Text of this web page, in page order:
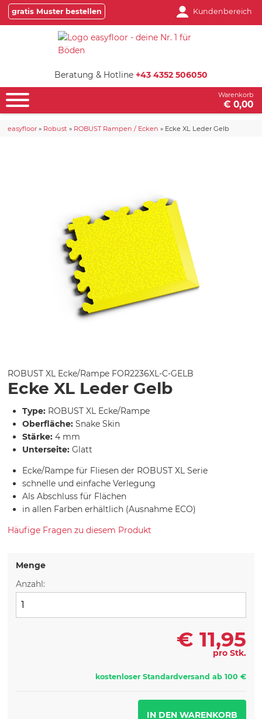
gratis Muster bestellen Kundenbereich
Beratung & Hotline +43 4352 506050
Warenkorb
€ 0,00
easyfloor » Robust » ROBUST Rampen / Ecken » Ecke XL Leder Gelb
ROBUST XL Ecke/Rampe FOR2236XL-C-GELB
Ecke XL Leder Gelb
Type: ROBUST XL Ecke/Rampe
Oberfläche: Snake Skin
Stärke: 4 mm
Unterseite: Glatt
Ecke/Rampe für Fliesen der ROBUST XL Serie
schnelle und einfache Verlegung
Als Abschluss für Flächen
in allen Farben erhältlich (Ausnahme ECO)
Häufige Fragen zu diesem Produkt
Menge
Anzahl:
€ 11,95
pro Stk.
kostenloser Standardversand ab 100 €